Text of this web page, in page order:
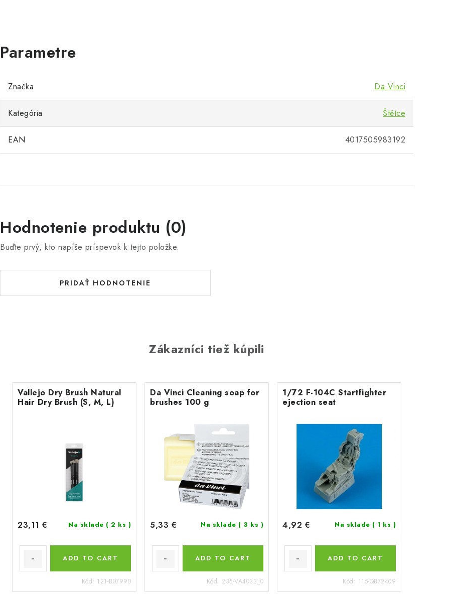
Značka Da Vinci
Kategória Štětce
EAN 4017505983192
Hodnotenie produktu (0)
Buďte prvý, kto napíše príspevok k tejto položke.
PRIDAŤ HODNOTENIE
Zákazníci tiež kúpili
Vallejo Dry Brush Natural
Hair Dry Brush (S, M, L)
23,11 € Na sklade ( 2 ks )
ADD TO CART
Kód: 121-B07990
Da Vinci Cleaning soap for
brushes 100 g
5,33 € Na sklade ( 3 ks )
ADD TO CART
Kód: 235-VA4033_0
1/72 F-104C Startfighter
ejection seat
4,92 € Na sklade ( 1 ks )
ADD TO CART
Kód: 115-QB72409